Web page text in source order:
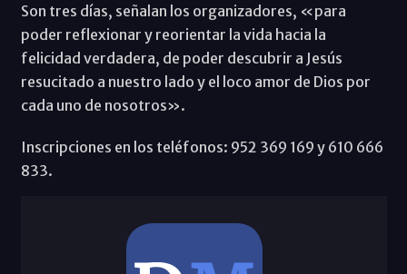
Son tres días, señalan los organizadores, «para
poder reflexionar y reorientar la vida hacia la
felicidad verdadera, de poder descubrir a Jesús
resucitado a nuestro lado y el loco amor de Dios por
cada uno de nosotros».
Inscripciones en los teléfonos: 952 369 169 y 610 666
833.